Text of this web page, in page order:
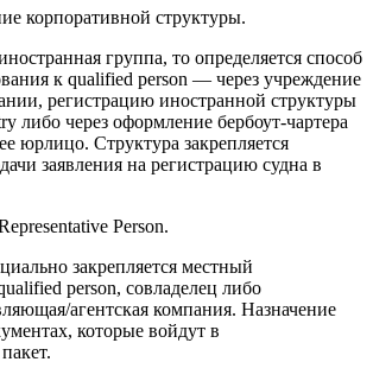
корпоративной структуры.
группа, то определяется способ
к qualified person — через учреждение
регистрацию иностранной структуры
либо через оформление бербоут-чартера
юрлицо. Структура закрепляется
заявления на регистрацию судна в
Person.
закрепляется местный
person, совладелец либо
агентская компания. Назначение
которые войдут в